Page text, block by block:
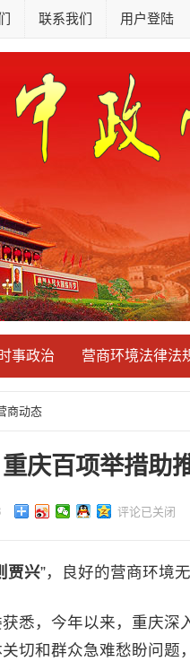
联系我们 用户登陆
时事政治 营商环境法律法
商动态
庆百项举措助
评论已关闭
贾兴”，良好的营商环境
，今年以来，重庆深
切和群众急难愁盼问